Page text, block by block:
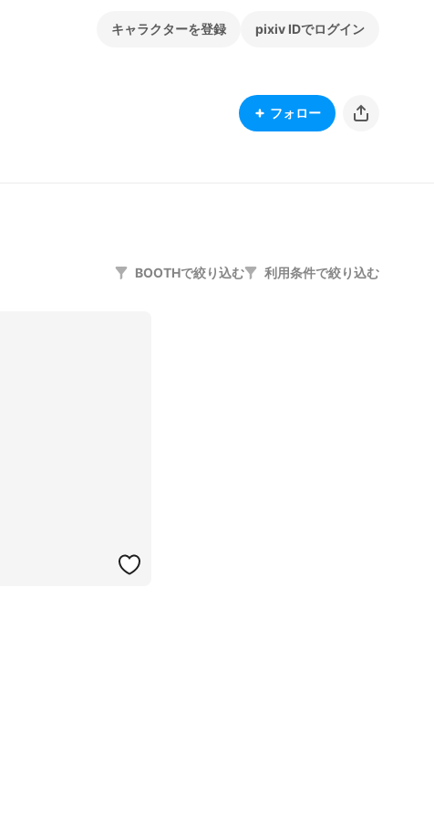
キャラクターを登録 pixiv IDでログイン
フォロー
BOOTHで絞り込む 利用条件で絞り込む